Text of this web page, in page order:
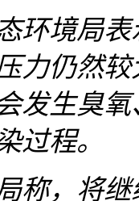
环境局
力仍然
发生臭
过程。
称，将